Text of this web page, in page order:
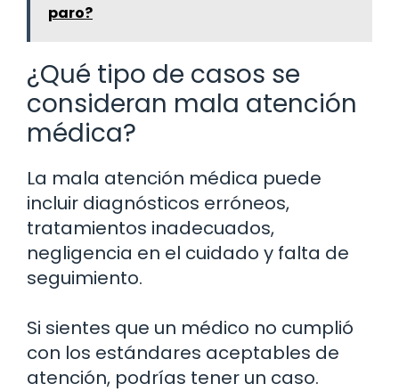
paro?
¿Qué tipo de casos se
consideran mala atención
médica?
La mala atención médica puede
incluir diagnósticos erróneos,
tratamientos inadecuados,
negligencia en el cuidado y falta de
seguimiento.
Si sientes que un médico no cumplió
con los estándares aceptables de
atención, podrías tener un caso.